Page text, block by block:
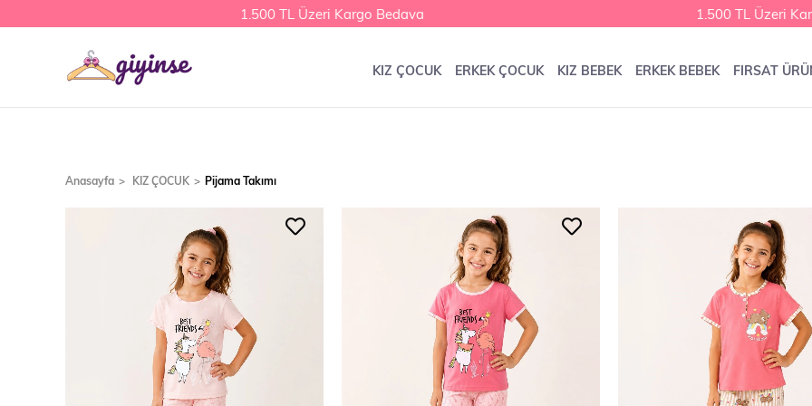
1.500 TL Üzeri Kargo Bedava 1.500 TL Üzeri Kargo
KIZ ÇOCUK ERKEK ÇOCUK KIZ BEBEK ERKEK BEBEK FIRSAT
Anasayfa KIZ ÇOCUK Pijama Takımı